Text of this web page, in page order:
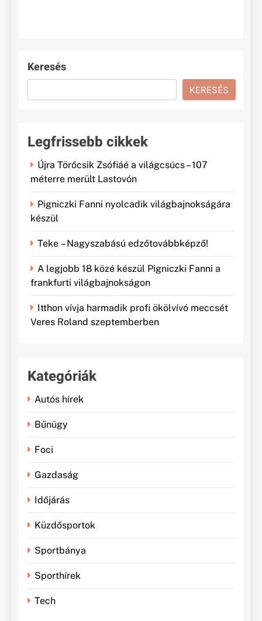
Keresés
KERESÉS
Legfrissebb cikkek
Újra Törőcsik Zsófiáé a világcsúcs – 107
méterre merült Lastovón
Pigniczki Fanni nyolcadik világbajnokságára
készül
Teke – Nagyszabású edzőtovábbképző!
A legjobb 18 közé készül Pigniczki Fanni a
frankfurti világbajnokságon
Itthon vívja harmadik profi ökölvívó meccsét
Veres Roland szeptemberben
Kategóriák
Autós hírek
Bűnügy
Foci
Gazdaság
Időjárás
Küzdősportok
Sportbánya
Sporthírek
Tech